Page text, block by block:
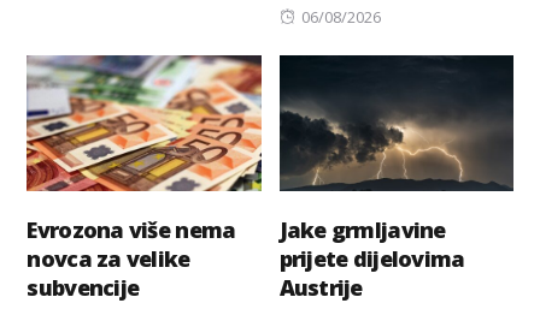
Posted
06/08/2026
Evrozona više nema
novca za velike
subvencije
Jake grmljavine
prijete dijelovima
Austrije